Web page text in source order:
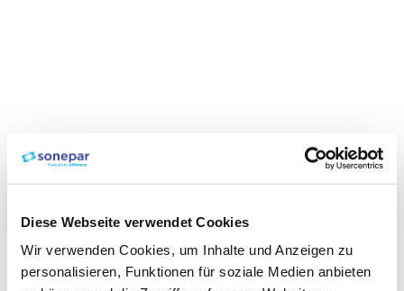
Diese Webseite verwendet Cookies
Wir verwenden Cookies, um Inhalte und Anzeigen zu
personalisieren, Funktionen für soziale Medien anbieten